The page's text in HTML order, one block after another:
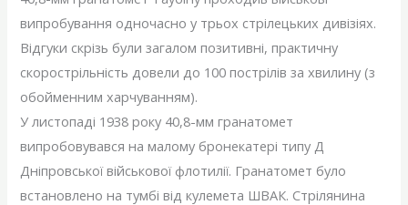
випробування одночасно у трьох стрілецьких дивізіях.
Відгуки скрізь були загалом позитивні, практичну
скорострільність довели до 100 пострілів за хвилину (з
обойменним харчуванням).
У листопаді 1938 року 40,8-мм гранатомет
випробовувався на малому бронекатері типу Д
Дніпровської військової флотилії. Гранатомет було
встановлено на тумбі від кулемета ШВАК. Стрілянина